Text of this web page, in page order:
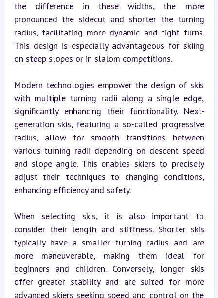
the difference in these widths, the more
pronounced the sidecut and shorter the turning
radius, facilitating more dynamic and tight turns.
This design is especially advantageous for skiing
on steep slopes or in slalom competitions.
Modern technologies empower the design of skis
with multiple turning radii along a single edge,
significantly enhancing their functionality. Next-
generation skis, featuring a so-called progressive
radius, allow for smooth transitions between
various turning radii depending on descent speed
and slope angle. This enables skiers to precisely
adjust their techniques to changing conditions,
enhancing efficiency and safety.
When selecting skis, it is also important to
consider their length and stiffness. Shorter skis
typically have a smaller turning radius and are
more maneuverable, making them ideal for
beginners and children. Conversely, longer skis
offer greater stability and are suited for more
advanced skiers seeking speed and control on the